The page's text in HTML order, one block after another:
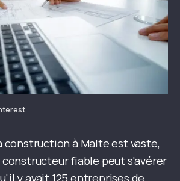
construction à Malte est vaste,
constructeur fiable peut s'avérer